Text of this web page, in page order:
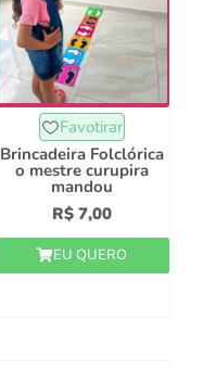
Favotirar
Brincadeira Folclórica
o mestre curupira
mandou
R$7,00
EU QUERO